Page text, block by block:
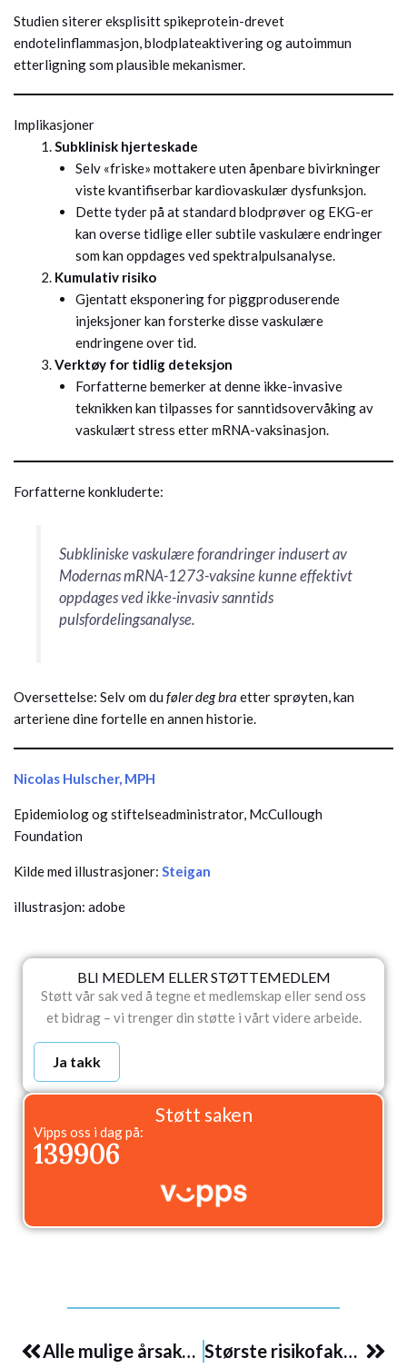
Studien siterer eksplisitt spikeprotein-drevet
endotelinflammasjon, blodplateaktivering og autoimmun
etterligning som plausible mekanismer.
Implikasjoner
Subklinisk hjerteskade
Selv «friske» mottakere uten åpenbare bivirkninger
viste kvantifiserbar kardiovaskulær dysfunksjon.
Dette tyder på at standard blodprøver og EKG-er
kan overse tidlige eller subtile vaskulære endringer
som kan oppdages ved spektralpulsanalyse.
Kumulativ risiko
Gjentatt eksponering for piggproduserende
injeksjoner kan forsterke disse vaskulære
endringene over tid.
Verktøy for tidlig deteksjon
Forfatterne bemerker at denne ikke-invasive
teknikken kan tilpasses for sanntidsovervåking av
vaskulært stress etter mRNA-vaksinasjon.
Forfatterne konkluderte:
Subkliniske vaskulære forandringer indusert av
Modernas mRNA-1273-vaksine kunne effektivt
oppdages ved ikke-invasiv sanntids
pulsfordelingsanalyse.
Oversettelse: Selv om du føler deg bra etter sprøyten, kan
arteriene dine fortelle en annen historie.
Nicolas Hulscher, MPH
Epidemiolog og stiftelseadministrator, McCullough
Foundation
Kilde med illustrasjoner: Steigan
illustrasjon: adobe
BLI MEDLEM ELLER STØTTEMEDLEM
Støtt vår sak ved å tegne et medlemskap eller send oss
et bidrag – vi trenger din støtte i vårt videre arbeide.
Ja takk
Støtt saken
Vipps oss i dag på:
139906
Alle mulige årsaker til autisme skal granskes – også vaksiner! Største risikofaktor for autisme? Bombardering av små barn med flere vaksiner